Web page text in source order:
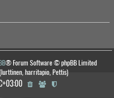
® Forum Software © phpBB Limited
harritapio, Pettis)